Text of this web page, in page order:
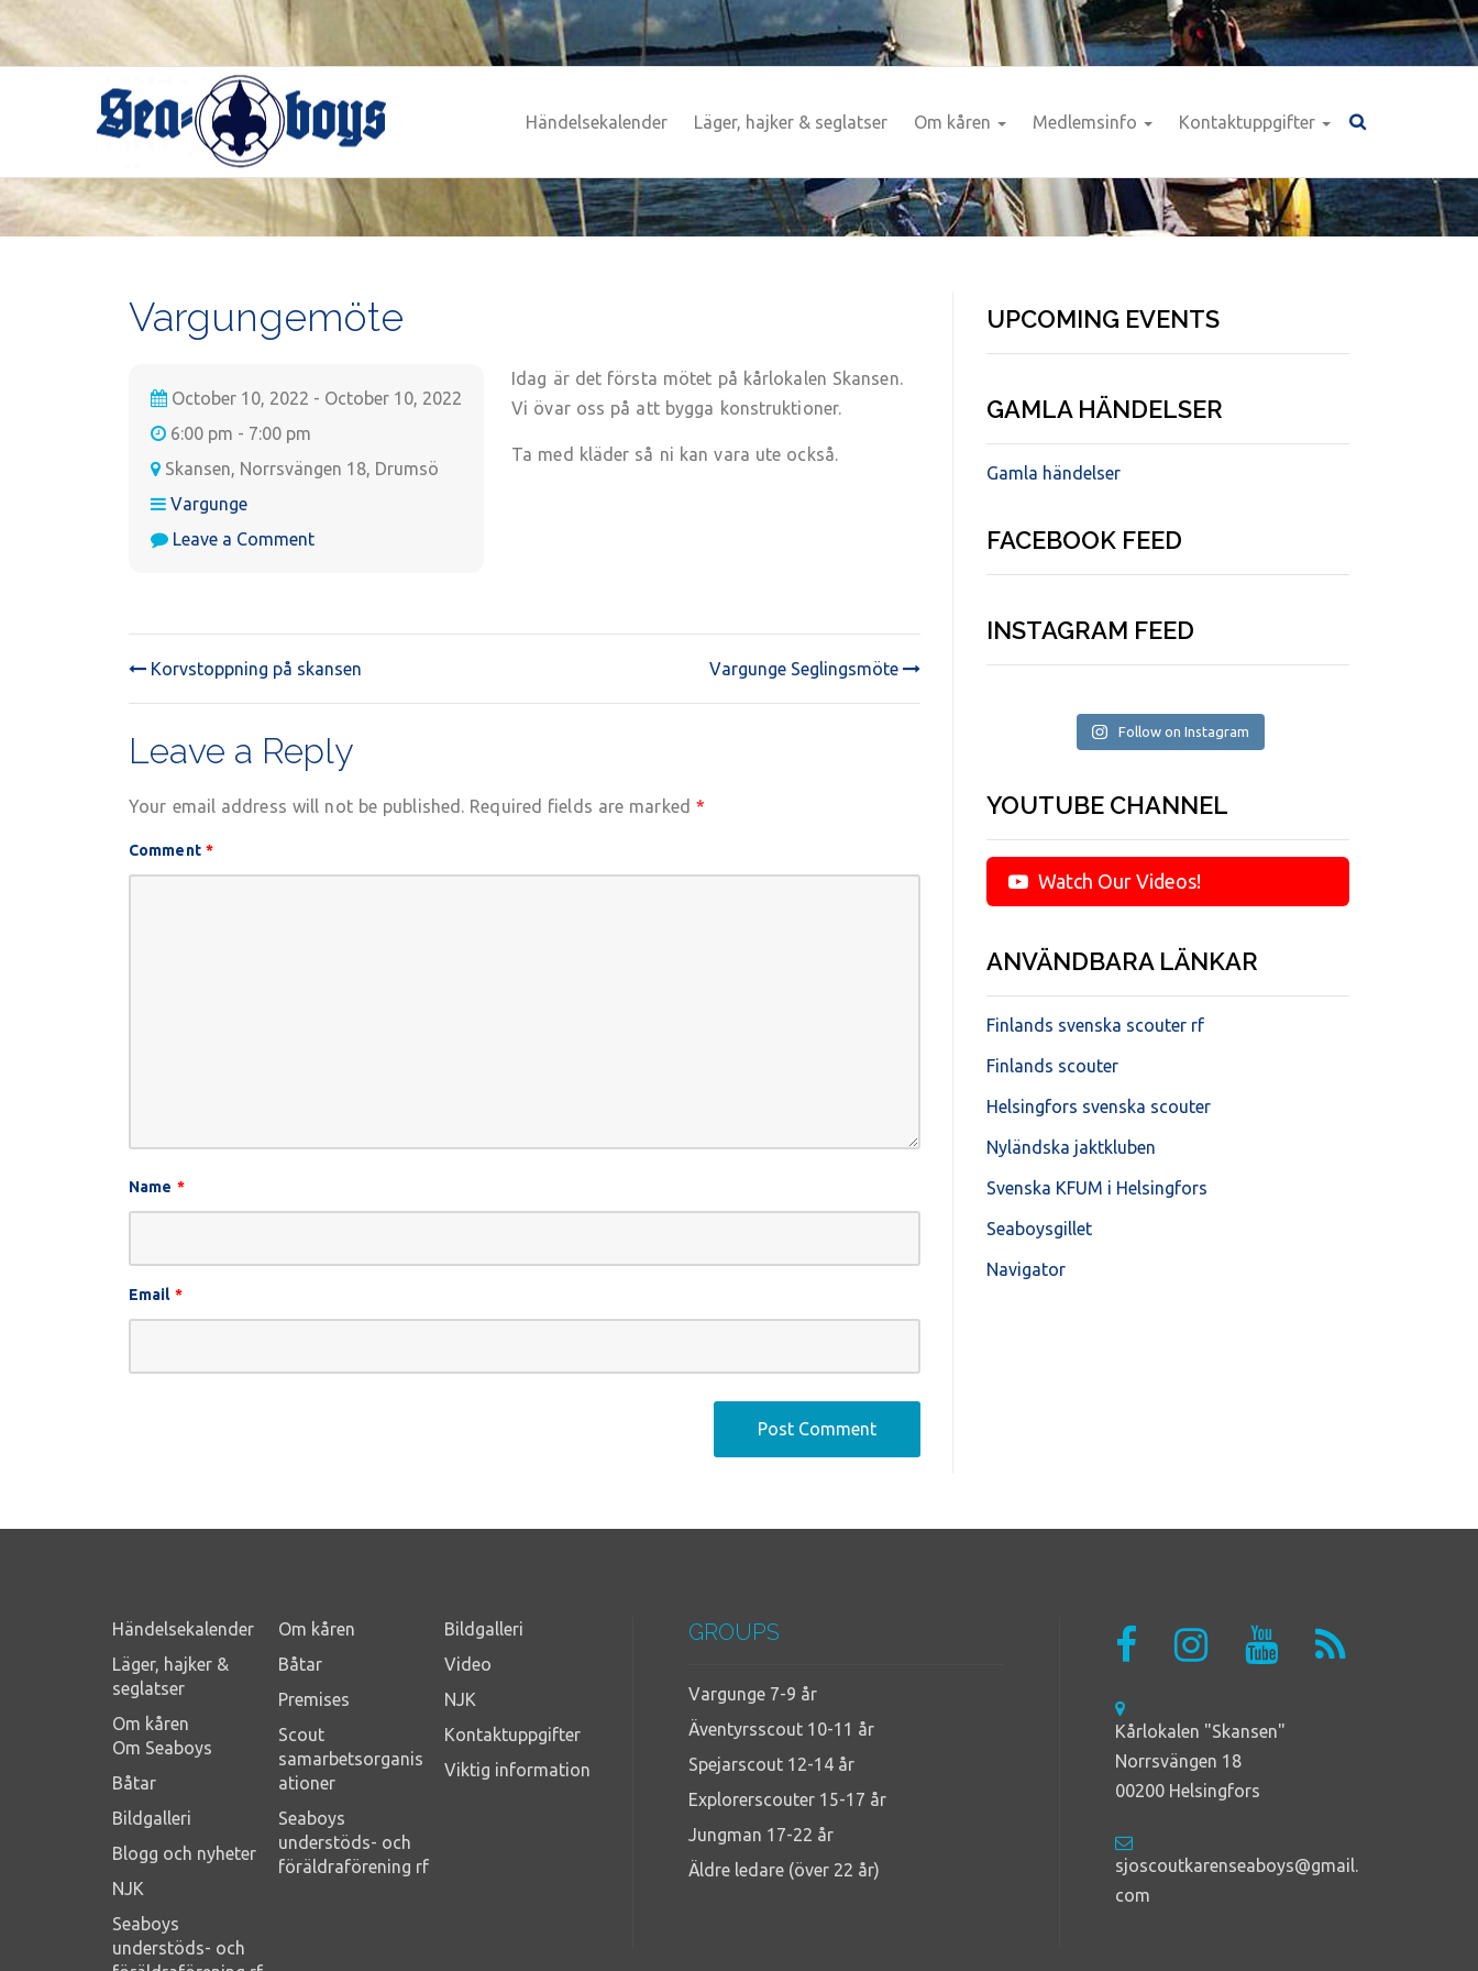
to
content
Händelsekalender Läger, hajker & seglatser Om kåren Medlemsinfo Kontaktuppgifter
Vargungemöte
October 10, 2022 - October 10, 2022
6:00 pm - 7:00 pm
Skansen, Norrsvängen 18, Drumsö
Vargunge
Leave a Commenton
Idag är det första mötet på kårlokalen Skansen.
Vi övar oss på att bygga konstruktioner.
Ta med kläder så ni kan vara ute också.
POST
NAVIGATION
Korvstoppning på skansen Vargunge Seglingsmöte
Leave a Reply
Your email address will not be published. Required fields are marked *
Comment *
Name *
Email *
UPCOMING EVENTS
GAMLA HÄNDELSER
Gamla händelser
FACEBOOK FEED
INSTAGRAM FEED
Follow on Instagram
YOUTUBE CHANNEL
Watch Our Videos!
ANVÄNDBARA LÄNKAR
Finlands svenska scouter rf
Finlands scouter
Helsingfors svenska scouter
Nyländska jaktkluben
Svenska KFUM i Helsingfors
Seaboysgillet
Navigator
Händelsekalender
Läger, hajker &
seglatser
Om kåren
Om Seaboys
Båtar
Bildgalleri
Blogg och nyheter
NJK
Seaboys
understöds- och
Om kåren
Båtar
Premises
Scout
samarbetsorganis
ationer
Seaboys
understöds- och
föräldraförening rf
Bildgalleri
Video
NJK
Kontaktuppgifter
Viktig information
GROUPS
Vargunge 7-9 år
Äventyrsscout 10-11 år
Spejarscout 12-14 år
Explorerscouter 15-17 år
Jungman 17-22 år
Äldre ledare (över 22 år)
Kårlokalen "Skansen"
Norrsvängen 18
00200 Helsingfors
sjoscoutkarenseaboys@gmail.
com